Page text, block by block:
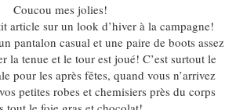
Coucou mes jolies!
article sur un look d’hiver à la campagne!
pantalon casual et une paire de boots assez
la tenue et le tour est joué! C’est surtout le
pour les après fêtes, quand vous n’arrivez
petites robes et chemisiers près du corps